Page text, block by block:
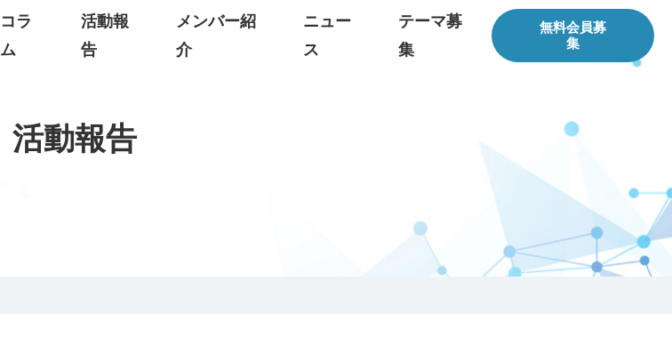
コラ
ム
活動報
告
メンバー紹
介
ニュー
ス
テーマ募
集
無料会員募
集
活動報告